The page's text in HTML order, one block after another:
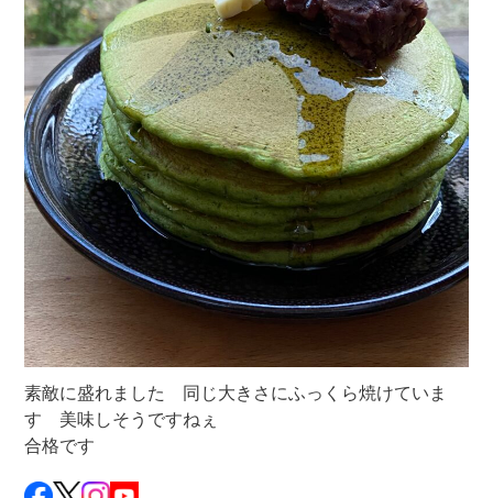
素敵に盛れました 同じ大きさにふっくら焼けていま
す 美味しそうですねぇ
合格です